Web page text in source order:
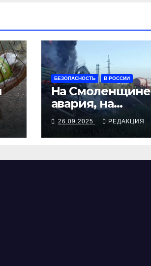
БЕЗОПАСНОСТЬ В РОССИИ
На Смоленщине
авария, на
Псковщине
взрыв
26.09.2025 РЕДАКЦИЯ